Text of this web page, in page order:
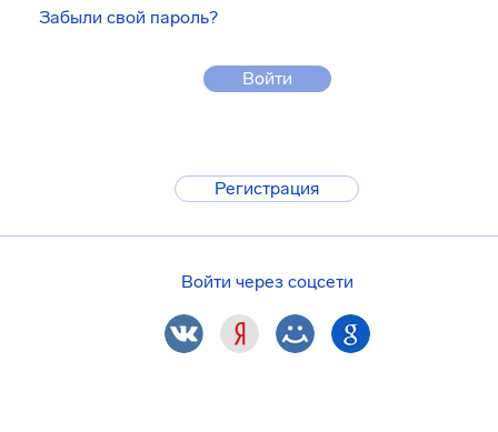
Забыли свой пароль?
Войти
Регистрация
Войти через соцсети